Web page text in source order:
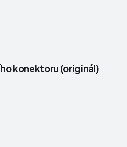
konektoru (originál)